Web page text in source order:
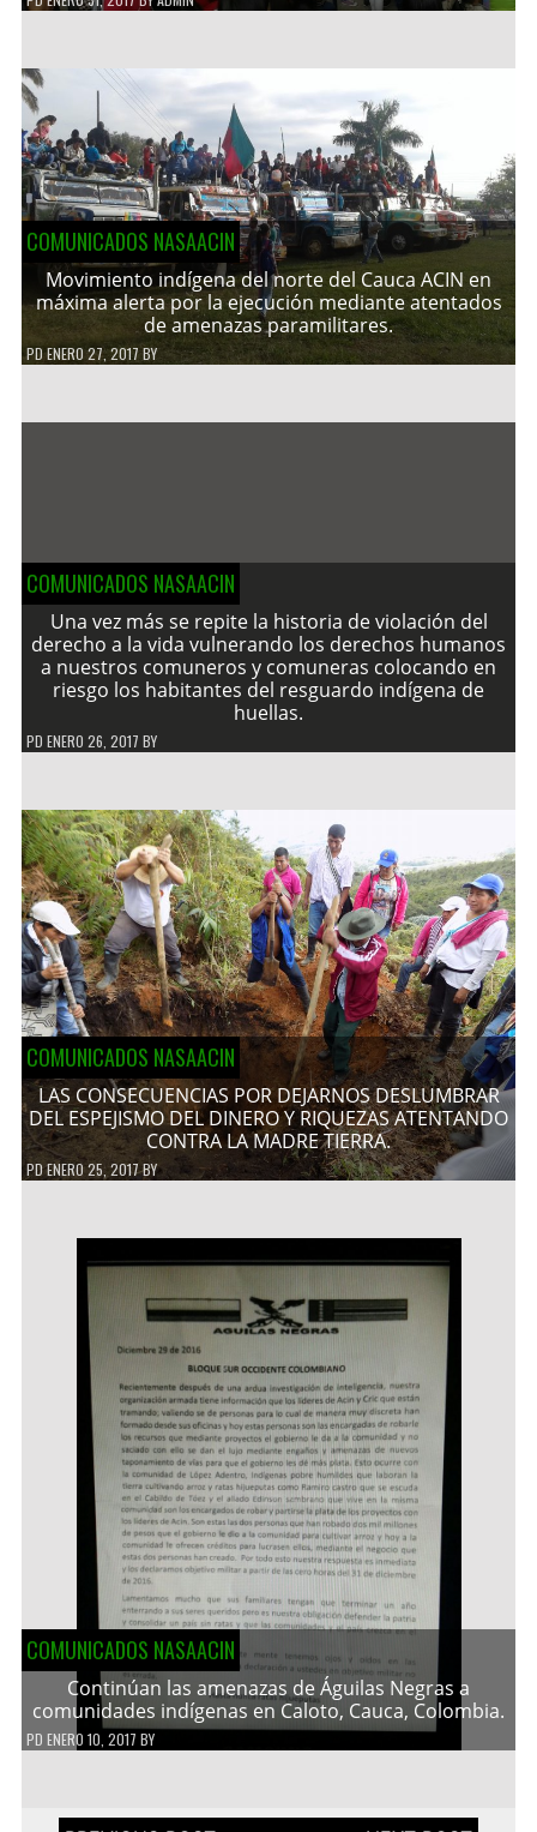
COMUNICADOS NASAACIN
Movimiento indígena del norte del Cauca ACIN en
máxima alerta por la ejecución mediante atentados
de amenazas paramilitares.
PDENERO 27, 2017 BY
COMUNICADOS NASAACIN
Una vez más se repite la historia de violación del
derecho a la vida vulnerando los derechos humanos
a nuestros comuneros y comuneras colocando en
riesgo los habitantes del resguardo indígena de
huellas.
PD ENERO 26, 2017 BY
COMUNICADOS NASAACIN
LAS CONSECUENCIAS POR DEJARNOS DESLUMBRAR
DEL ESPEJISMO DEL DINERO Y RIQUEZAS ATENTANDO
CONTRA LA MADRE TIERRA.
PDENERO 25, 2017BY
COMUNICADOS NASAACIN
Continúan las amenazas de Águilas Negras a
comunidades indígenas en Caloto, Cauca, Colombia.
PD ENERO 10, 2017 BY